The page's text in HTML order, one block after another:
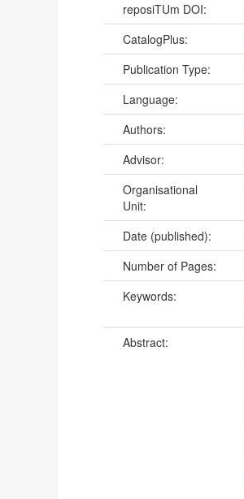
reposiTUm DOI:
CatalogPlus:
Publication Type:
Language:
Authors:
Advisor:
Organisational
Unit:
Date (published):
Number of Pages:
Keywords:
Abstract: